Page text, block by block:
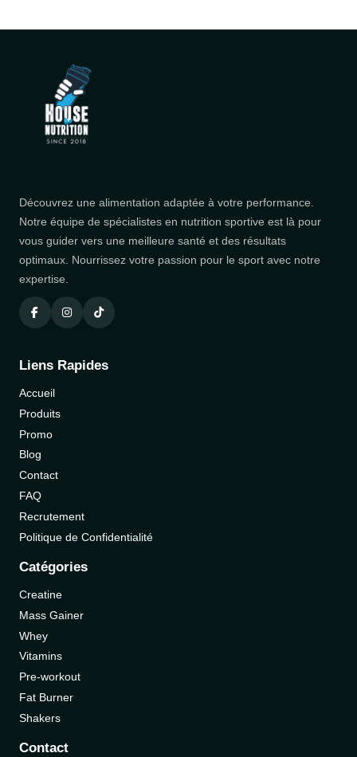
Découvrez une alimentation adaptée à votre performance.
Notre équipe de spécialistes en nutrition sportive est là pour
vous guider vers une meilleure santé et des résultats
optimaux. Nourrissez votre passion pour le sport avec notre
expertise.
Liens Rapides
Accueil
Produits
Promo
Blog
Contact
FAQ
Recrutement
Politique de Confidentialité
Catégories
Creatine
Mass Gainer
Whey
Vitamins
Pre-workout
Fat Burner
Shakers
Contact